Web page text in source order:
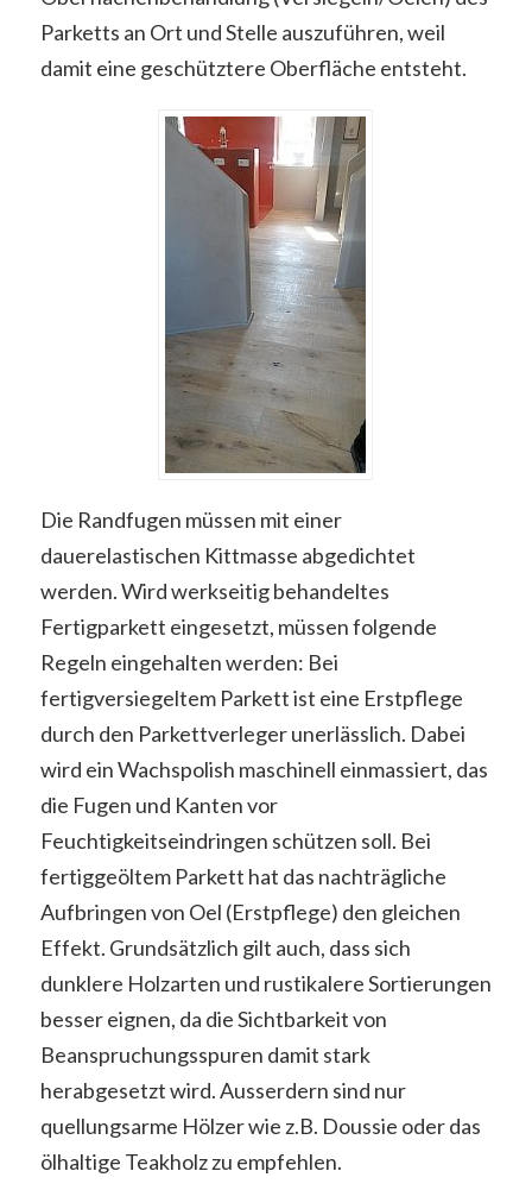
Parketts an Ort und Stelle auszuführen, weil
damit eine geschütztere Oberfläche entsteht.
Die Randfugen müssen mit einer
dauerelastischen Kittmasse abgedichtet
werden. Wird werkseitig behandeltes
Fertigparkett eingesetzt, müssen folgende
Regeln eingehalten werden: Bei
fertigversiegeltem Parkett ist eine Erstpflege
durch den Parkettverleger unerlässlich. Dabei
wird ein Wachspolish maschinell einmassiert, das
die Fugen und Kanten vor
Feuchtigkeitseindringen schützen soll. Bei
fertiggeöltem Parkett hat das nachträgliche
Aufbringen von Oel (Erstpflege) den gleichen
Effekt. Grundsätzlich gilt auch, dass sich
dunklere Holzarten und rustikalere Sortierungen
besser eignen, da die Sichtbarkeit von
Beanspruchungsspuren damit stark
herabgesetzt wird. Ausserdern sind nur
quellungsarme Hölzer wie z.B. Doussie oder das
ölhaltige Teakholz zu empfehlen.